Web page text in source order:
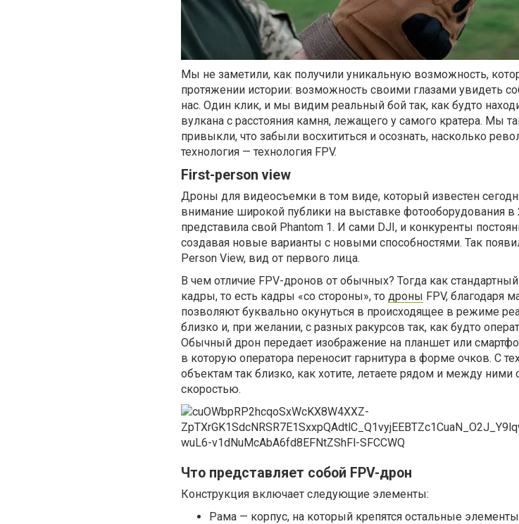
Мы не заметили, как получили уникальную возможность,
протяжении истории: возможность своими глазами увидеть
нас. Один клик, и мы видим реальный бой так, как будто
вулкана с расстояния камня, лежащего у самого кратера. Мы
привыкли, что забыли восхититься и осознать, насколько
технология — технология FPV.
First-person view
Дроны для видеосъемки в том виде, который известен
внимание широкой публики на выставке фотооборудования в
представила свой Phantom 1. И сами DJI, и конкуренты
создавая новые варианты с новыми способностями. Так
Person View, вид от первого лица.
В чем отличие FPV-дронов от обычных? Тогда как
кадры, то есть кадры «со стороны», то дроны FPV, благодаря
позволяют буквально окунуться в происходящее в режиме
близко и, при желании, с разных ракурсов так, как будто
Обычный дрон передает изображение на планшет или
в которую оператора переносит гарнитура в форме очков. С
объектам так близко, как хотите, летаете рядом и между ними
скоростью.
Что представляет собой FPV-дрон
Конструкция включает следующие элементы:
Рама — корпус, на который крепятся остальные